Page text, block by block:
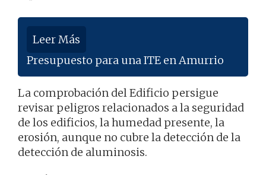
Leer Más
Presupuesto para una ITE en Amurrio
La comprobación del Edificio persigue
revisar peligros relacionados a la seguridad
de los edificios, la humedad presente, la
erosión, aunque no cubre la detección de la
detección de aluminosis.